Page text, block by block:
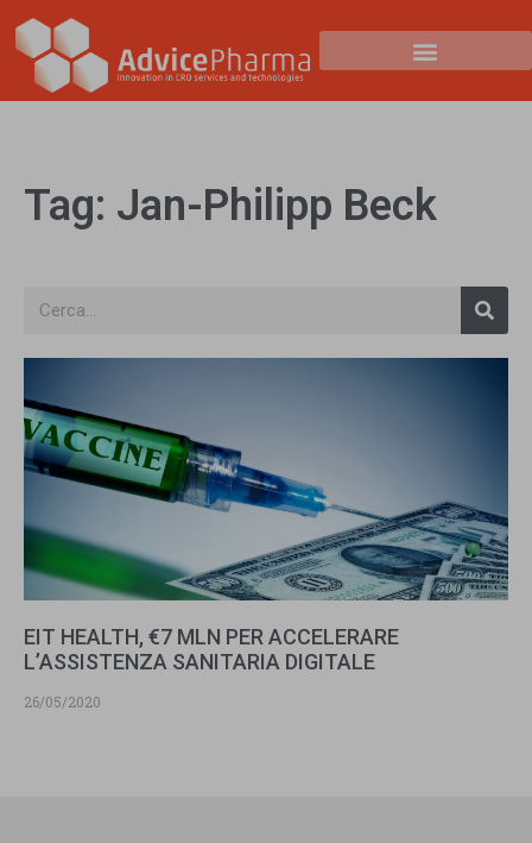
Tag: Jan-Philipp Beck
EIT HEALTH, €7 MLN PER ACCELERARE
L’ASSISTENZA SANITARIA DIGITALE
26/05/2020